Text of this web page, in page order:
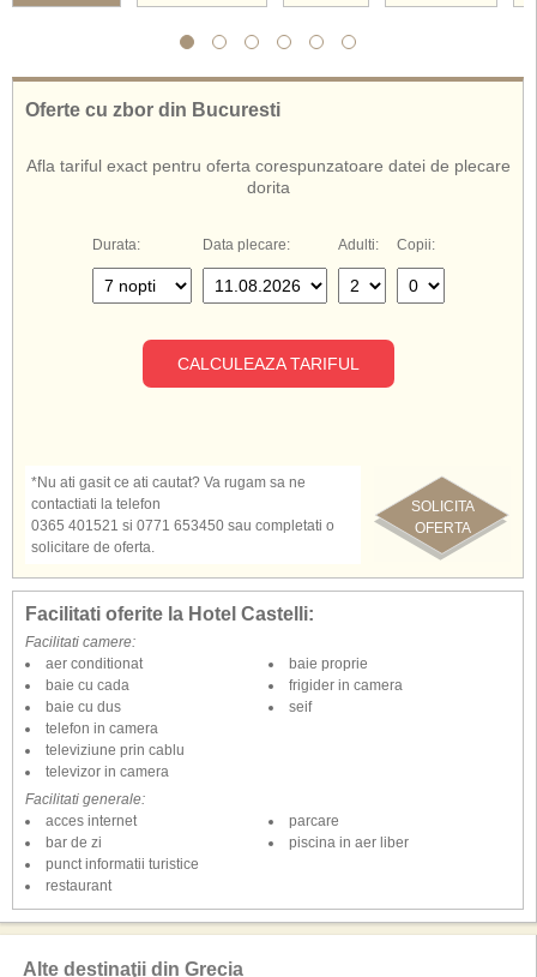
Oferte cu zbor din Bucuresti
Afla tariful exact pentru oferta corespunzatoare datei de plecare
dorita
Durata: Data plecare: Adulti: Copii:
CALCULEAZA TARIFUL
SOLICITA
OFERTA
*Nu ati gasit ce ati cautat? Va rugam sa ne
contactiati la telefon
0365 401521 si 0771 653450 sau completati o
solicitare de oferta.
Facilitati oferite la Hotel Castelli:
Facilitati camere:
aer conditionat
baie cu cada
baie cu dus
baie proprie
frigider in camera
seif
telefon in camera
televiziune prin cablu
televizor in camera
Facilitati generale:
acces internet
bar de zi
parcare
piscina in aer liber
punct informatii turistice
restaurant
Alte destinaţii din Grecia